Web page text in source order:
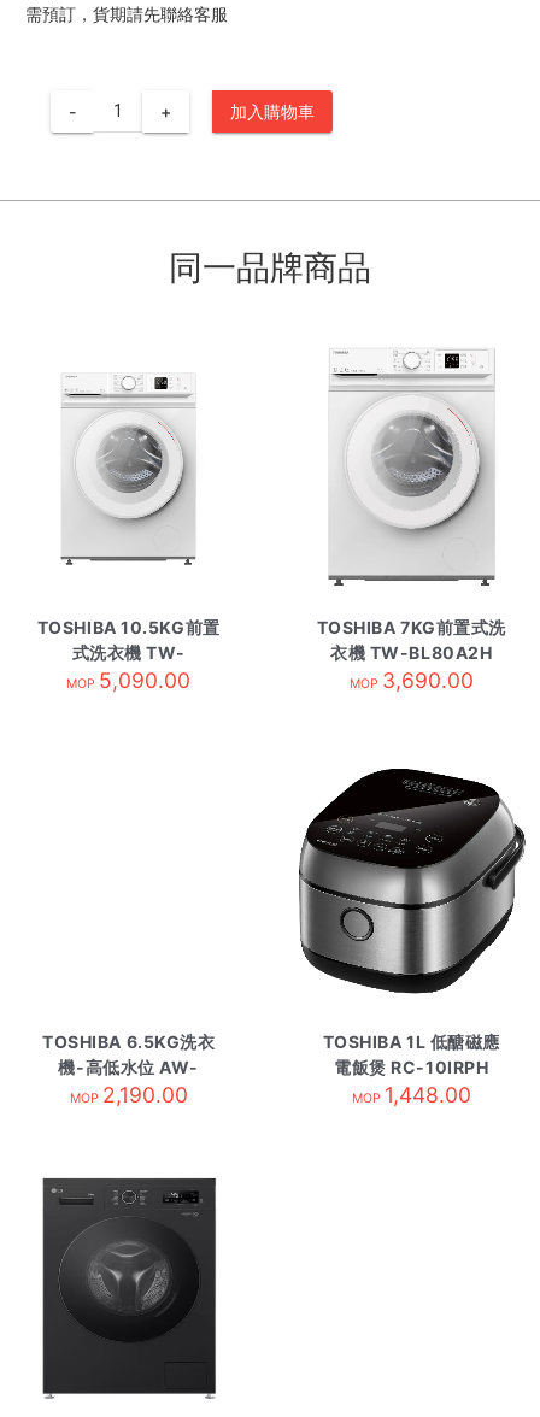
需預訂，貨期請先聯絡客服
- + 加入購物車
同一品牌商品
TOSHIBA 10.5KG前置
式洗衣機 TW-
BL115A2H
MOP 5,090.00
TOSHIBA 7KG前置式洗
衣機 TW-BL80A2H
MOP 3,690.00
TOSHIBA 6.5KG洗衣
機-高低水位 AW-
Q751APH
MOP 2,190.00
TOSHIBA 1L 低醣磁應
電飯煲 RC-10IRPH
MOP 1,448.00